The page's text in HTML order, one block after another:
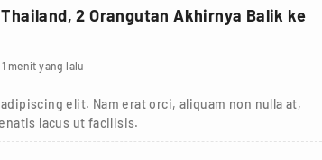
2 Orangutan Akhirnya Balik ke
1 menit yang lalu
elit. Nam erat orci, aliquam non nulla at,
lacus ut facilisis.